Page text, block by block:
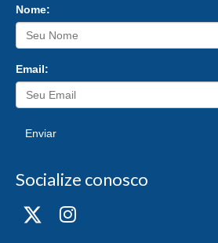
Nome:
Email:
Enviar
Socialize conosco